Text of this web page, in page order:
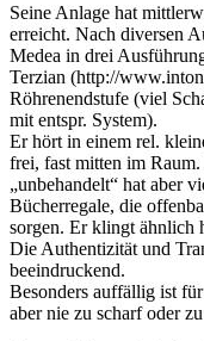
Seine Anlage hat
erreicht. Nach diversen
Medea in drei
Terzian (http://
Röhrenendstufe (viel
mit entspr. System).
Er hört in einem rel.
frei, fast mitten im
„unbehandelt“ hat aber
Bücherregale, die
sorgen. Er klingt ähnlich
Die Authentizität und
beeindruckend.
Besonders auffällig ist
aber nie zu scharf oder